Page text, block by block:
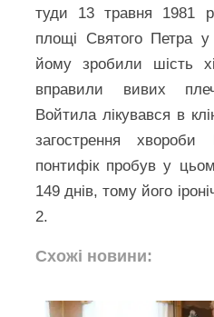
туди 13 травня 1981
площі Святого Петра
йому зробили шість
вправили вивих
Войтила лікувався в
загострення хвороби
понтифік пробув у
149 днів, тому його
2.
Схожі новини: